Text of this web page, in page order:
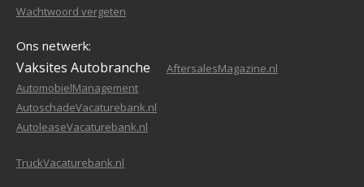
Wachtwoord vergeten
Ons netwerk:
Vaksites Autobranche
AftersalesMagazine.nl
AutomobielManagement
AutoschadeVacaturebank.nl
AutoleaseVacaturebank.nl
TruckVacaturebank.nl